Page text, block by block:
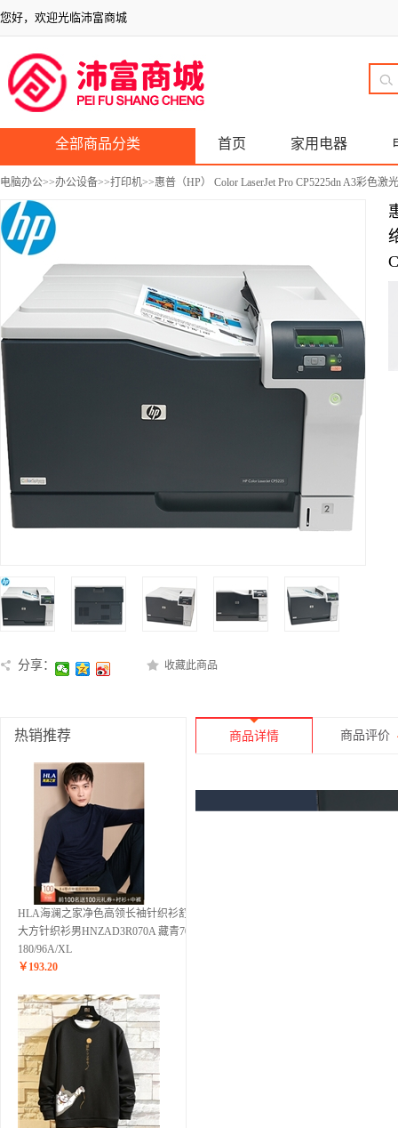
您好，欢迎光临沛富商城
全部商品分类 首页 家用电器
电脑办公>>办公设备>>打印机>>惠普（HP） Color LaserJet Pro CP5225dn A3彩色
分享： 收藏此商品
热销推荐
HLA海澜之家净色高领长袖针织衫舒适
大方针织衫男HNZAD3R070A 藏青70
180/96A/XL
￥ 193.20
商品详情 商品评价